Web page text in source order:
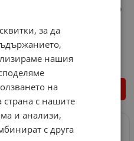
Трифазен проточен бойлер
Арт.№: 587101
350.23 €
за да
нашия
на
с нашите
и анализи,
с друга